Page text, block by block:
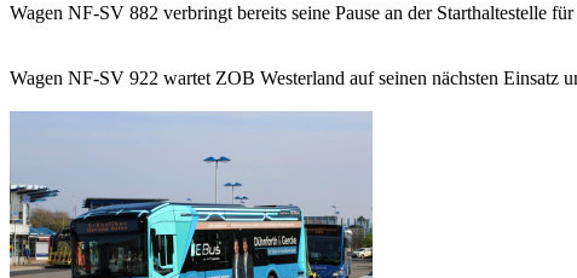
Wagen NF-SV 882 verbringt bereits seine Pause an der Starthaltestelle
Wagen NF-SV 922 wartet ZOB Westerland auf seinen nächsten